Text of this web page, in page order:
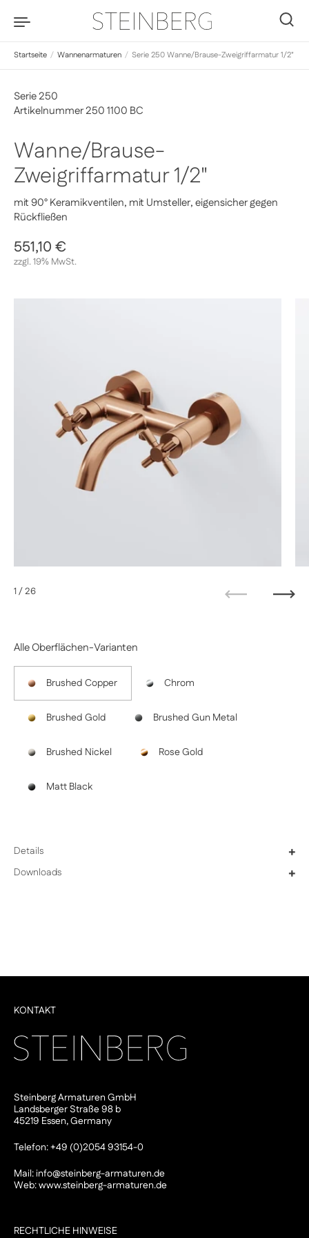
Startseite / Wannenarmaturen / Serie 250 Wanne/Brause-Zweigriffarmatur 1/2"
Wanne/Brause-
Zweigriffarmatur 1/2"
mit 90° Keramikventilen, mit Umsteller, eigensicher gegen
Rückfließen
Serie 250
Artikelnummer 250 1100 BC
Regulärer Preis
551,10 €
zzgl. 19% MwSt.
Alle Oberflächen-Varianten
Brushed Copper Chrom
Brushed Gold Brushed Gun Metal
Brushed Nickel Rose Gold
Matt Black
Details +
Downloads +
1/ 26
KONTAKT
Steinberg Armaturen GmbH
Landsberger Straße 98 b
45219 Essen, Germany
Telefon: +49 (0)2054 93154-0
Mail:info@steinberg-armaturen.de
Web:www.steinberg-armaturen.de
RECHTLICHE HINWEISE